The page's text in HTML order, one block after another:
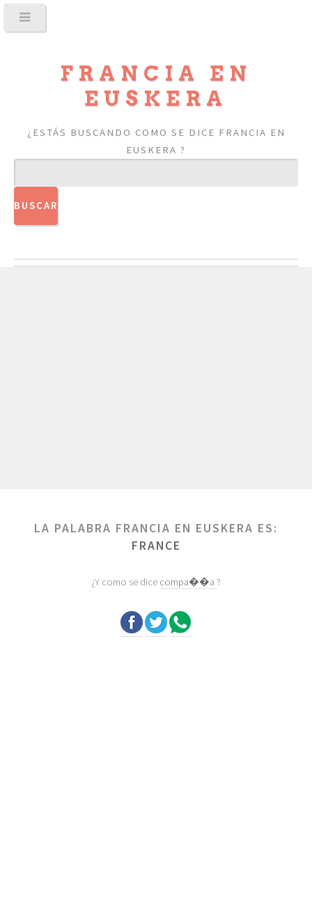
FRANCIA EN
EUSKERA
¿ESTÁS BUSCANDO COMO SE DICE FRANCIA EN
EUSKERA ?
LA PALABRA FRANCIA EN EUSKERA ES:
FRANCE
¿Y como se dice compa��a ?